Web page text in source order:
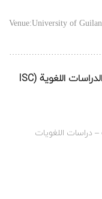
Venue:University of
المؤتمر الأول لتعليم لغة ثانية والترجمة والدراسات اللغوية (ISC
دراسات اللغويات